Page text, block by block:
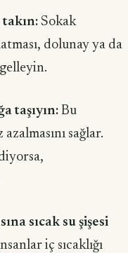
Sokak
dolunay ya da
taşıyın: Bu
sağlar.
sıcak su şişesi
iç sıcaklığı